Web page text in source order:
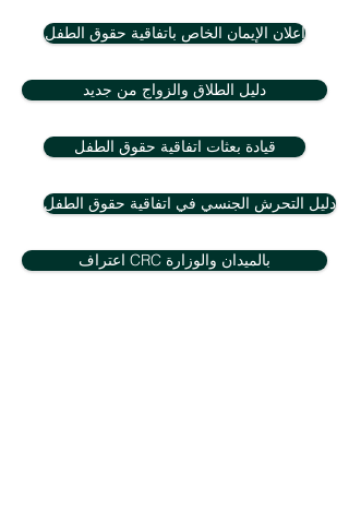
إعلان الإيمان الخاص باتفاقية حقوق الطفل
دليل الطلاق والزواج من جديد
قيادة بعثات اتفاقية حقوق الطفل
دليل التحرش الجنسي في اتفاقية حقوق الطفل
اعتراف CRC بالميدان والوزارة